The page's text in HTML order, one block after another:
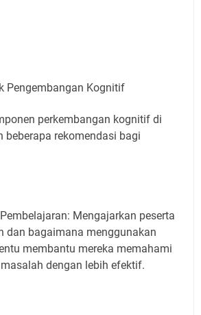
Pengembangan Kognitif
perkembangan kognitif di
beberapa rekomendasi bagi
Mengajarkan peserta
dan bagaimana menggunakan
membantu mereka memahami
dengan lebih efektif.